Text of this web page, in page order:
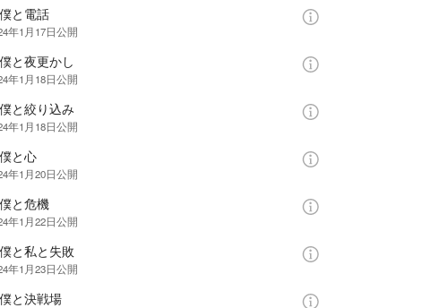
と電話
年1月17日公開
と夜更かし
年1月18日公開
と絞り込み
年1月18日公開
と心
年1月20日公開
と危機
年1月22日公開
と私と失敗
年1月23日公開
と決戦場